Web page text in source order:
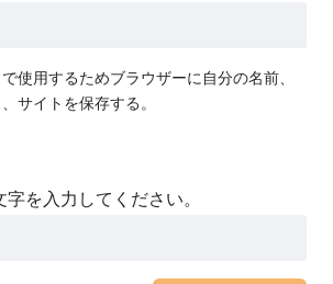
使用するためブラウザーに自分の名前、
サイトを保存する。
字を入力してください。